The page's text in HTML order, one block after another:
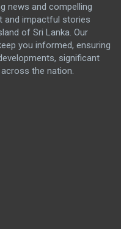
news and compelling
and impactful stories
of Sri Lanka. Our
you informed, ensuring
significant
the nation.